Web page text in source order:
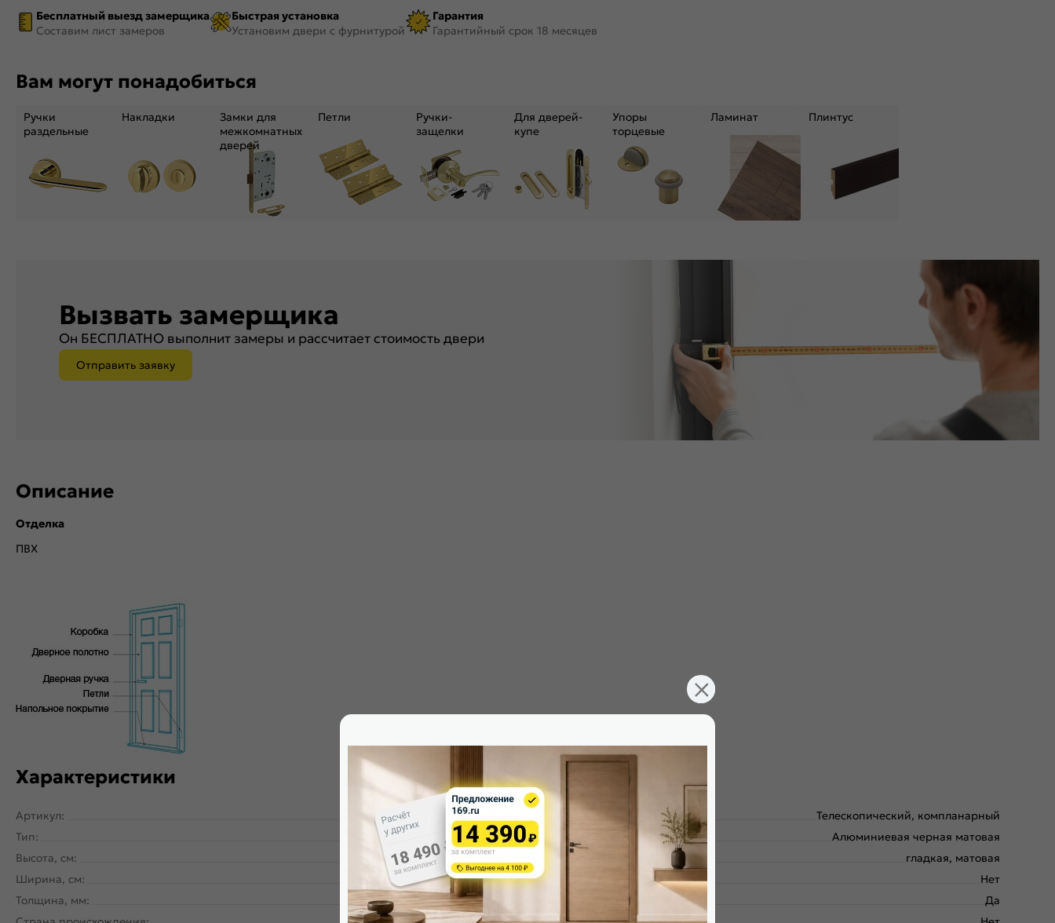
Бесплатный выезд замерщика
Составим лист замеров
Быстрая установка
Установим двери с фурнитурой
Гарантия
Гарантийный срок 18 месяцев
Вам могут понадобиться
Ручки
раздельные
Накладки
Замки для
межкомнатных
дверей
Петли
Ручки-
защелки
Для дверей-
купе
Упоры
торцевые
Ламинат Плинтус
Вызвать замерщика
Он БЕСПЛАТНО выполнит замеры и рассчитает стоимость двери
Отправить заявку
Описание
Отделка
ПВХ
Характеристики
Артикул:
FD7070281
Тип:
Межкомнатные двери
Высота, см:
200
Ширина, см:
70
Толщина, мм:
40
Тип погонажных изделий:
Телескопический, компланарный
Кромка:
Алюминиевая черная матовая
Поверхность:
гладкая, матовая
Возможность покраски:
Нет
Для влажных помещений:
Да